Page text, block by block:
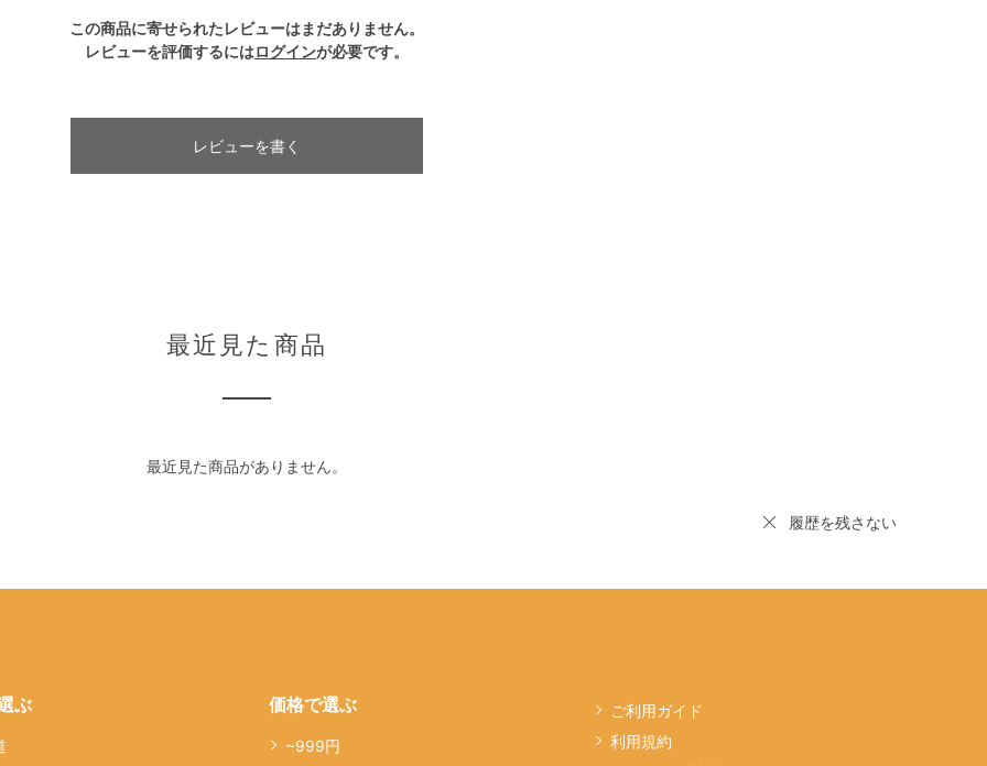
この商品に寄せられたレビューはまだありません。
レビューを評価するにはログインが必要です。
レビューを書く
最近見た商品
最近見た商品がありません。
履歴を残さない
ぶ 価格で選ぶ
~999円
ご利用ガイド
利用規約